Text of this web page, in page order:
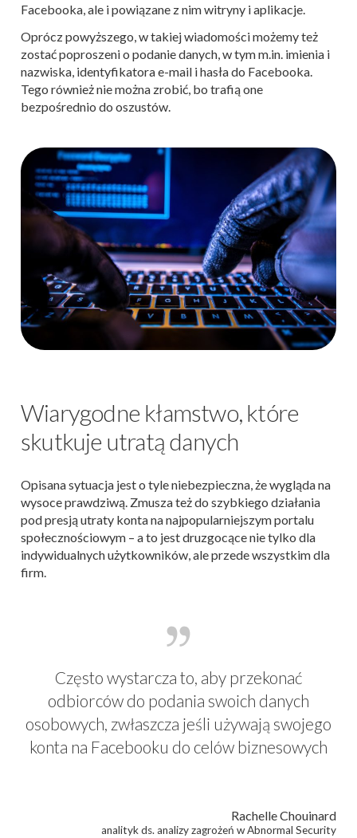
Facebooka, ale i powiązane z nim witryny i aplikacje.
Oprócz powyższego, w takiej wiadomości możemy też
zostać poproszeni o podanie danych, w tym m.in. imienia i
nazwiska, identyfikatora e-mail i hasła do Facebooka.
Tego również nie można zrobić, bo trafią one
bezpośrednio do oszustów.
Wiarygodne kłamstwo, które
skutkuje utratą danych
Opisana sytuacja jest o tyle niebezpieczna, że wygląda na
wysoce prawdziwą. Zmusza też do szybkiego działania
pod presją utraty konta na najpopularniejszym portalu
społecznościowym – a to jest druzgocące nie tylko dla
indywidualnych użytkowników, ale przede wszystkim dla
firm.
Często wystarcza to, aby przekonać
odbiorców do podania swoich danych
osobowych, zwłaszcza jeśli używają swojego
konta na Facebooku do celów biznesowych
Rachelle Chouinard
analityk ds. analizy zagrożeń w Abnormal Security